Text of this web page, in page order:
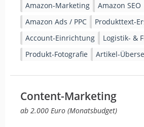
Amazon-Marketing
Amazon SEO
Amazon Ads / PPC
Produkttext-
Account-Einrichtung
Logistik- &
Produkt-Fotografie
Artikel-
Content-Marketing
ab 2.000 Euro (Monatsbudget)